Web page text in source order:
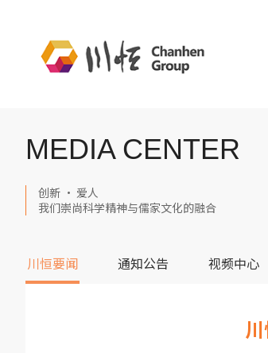
MEDIA CENTER
创新 · 爱人
我们崇尚科学精神与儒家文化的融合
川恒要闻 通知公告 视频中心